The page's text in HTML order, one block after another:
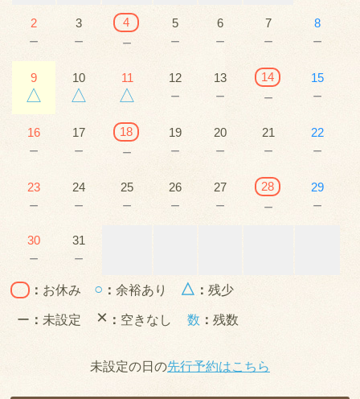
2
－
3
－
4
－
5
－
6
－
7
－
8
－
9
△
10
△
11
△
12
－
13
－
14
－
15
－
16
－
17
－
18
－
19
－
20
－
21
－
22
－
23
－
24
－
25
－
26
－
27
－
28
－
29
－
30
－
31
－
： お休み ○ ：余裕あり △ ：残少
ー ： 未設定 × ： 空きなし 数 ：残数
未設定の日の先行予約はこちら